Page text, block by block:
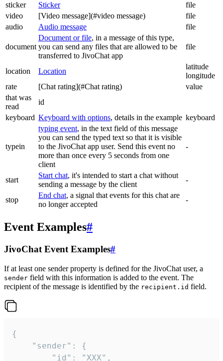
sticker
Sticker
file
video
[Video message](#video message)
file
audio
Audio message file
document
Document or file, in a message of this type,
you can send any files that are allowed to be
transferred to JivoChat app
file
location Location
latitude
longitude
rate
[Chat rating](#Chat rating)
value
that was
read
id
keyboard Keyboard with options, details in the example keyboard
typein
typing event, in the text field of this message
you can send the typed text so that it is visible
to the JivoChat app user. Send this event no
more than once every 5 seconds from one
client
-
start
Start chat, it's intended to start a chat without
sending a message by the client
-
stop
End chat, a signal that events for this chat are
no longer accepted
-
Event Examples#
JivoChat Event Examples#
If at least one sender property is defined for the JivoChat user, a
sender field with this information is added to the event. The
recipient of the message is identified by the recipient.id field.
{